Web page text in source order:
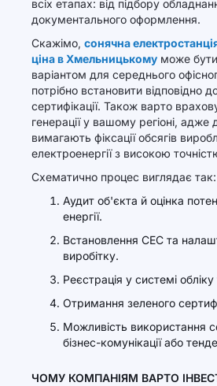
всіх етапах: від підбору
документального оформлення.
Скажімо, сонячна
ціна в Хмельницькому може
варіантом для середнього
потрібно встановити відповідно
сертифікації. Також варто
генерації у вашому регіоні, адже
вимагають фіксації обсягів
електроенергії з високою
Схематично процес виглядає так:
Аудит об'єкта й оцінка
енергії.
Встановлення СЕС та
виробітку.
Реєстрація у системі обліку
Отримання зеленого
Можливість використання
бізнес-комунікації або
ЧОМУ КОМПАНІЯМ ВАРТО